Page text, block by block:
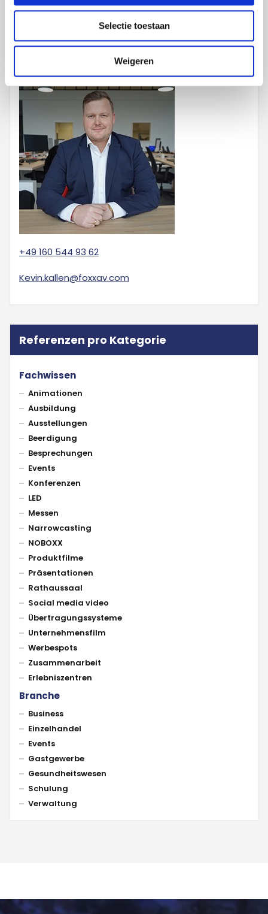
Selectie toestaan
Weigeren
Ihr Kundenbetreuer
Kevin Kallen
+49 160 544 93 62
Kevin.kallen@foxxav.com
Referenzen pro Kategorie
Fachwissen
Animationen
Ausbildung
Ausstellungen
Beerdigung
Besprechungen
Events
Konferenzen
LED
Messen
Narrowcasting
NOBOXX
Produktfilme
Präsentationen
Rathaussaal
Social media video
Übertragungssysteme
Unternehmensfilm
Werbespots
Zusammenarbeit
Erlebniszentren
Branche
Business
Einzelhandel
Events
Gastgewerbe
Gesundheitswesen
Schulung
Verwaltung